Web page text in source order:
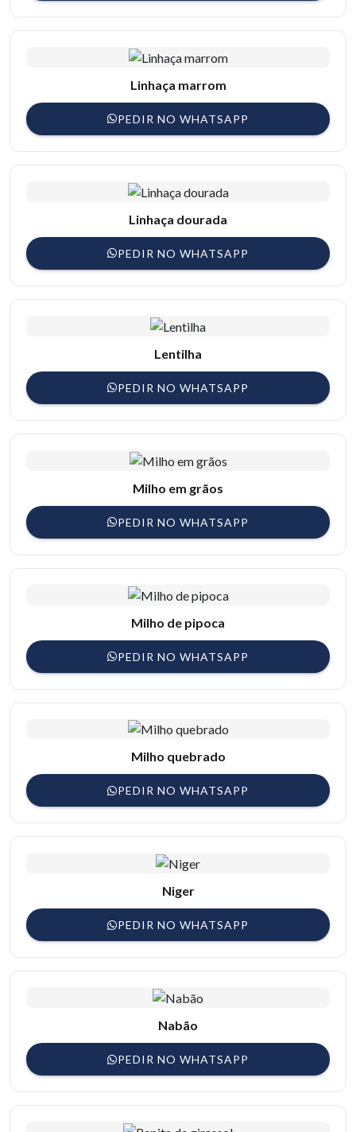
Linhaça marrom
PEDIR NO WHATSAPP
Linhaça dourada
PEDIR NO WHATSAPP
Lentilha
PEDIR NO WHATSAPP
Milho em grãos
PEDIR NO WHATSAPP
Milho de pipoca
PEDIR NO WHATSAPP
Milho quebrado
PEDIR NO WHATSAPP
Niger
PEDIR NO WHATSAPP
Nabão
PEDIR NO WHATSAPP